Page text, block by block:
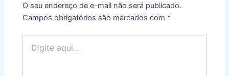
O seu endereço de e-mail não será publicado.
Campos obrigatórios são marcados com *
aqui...